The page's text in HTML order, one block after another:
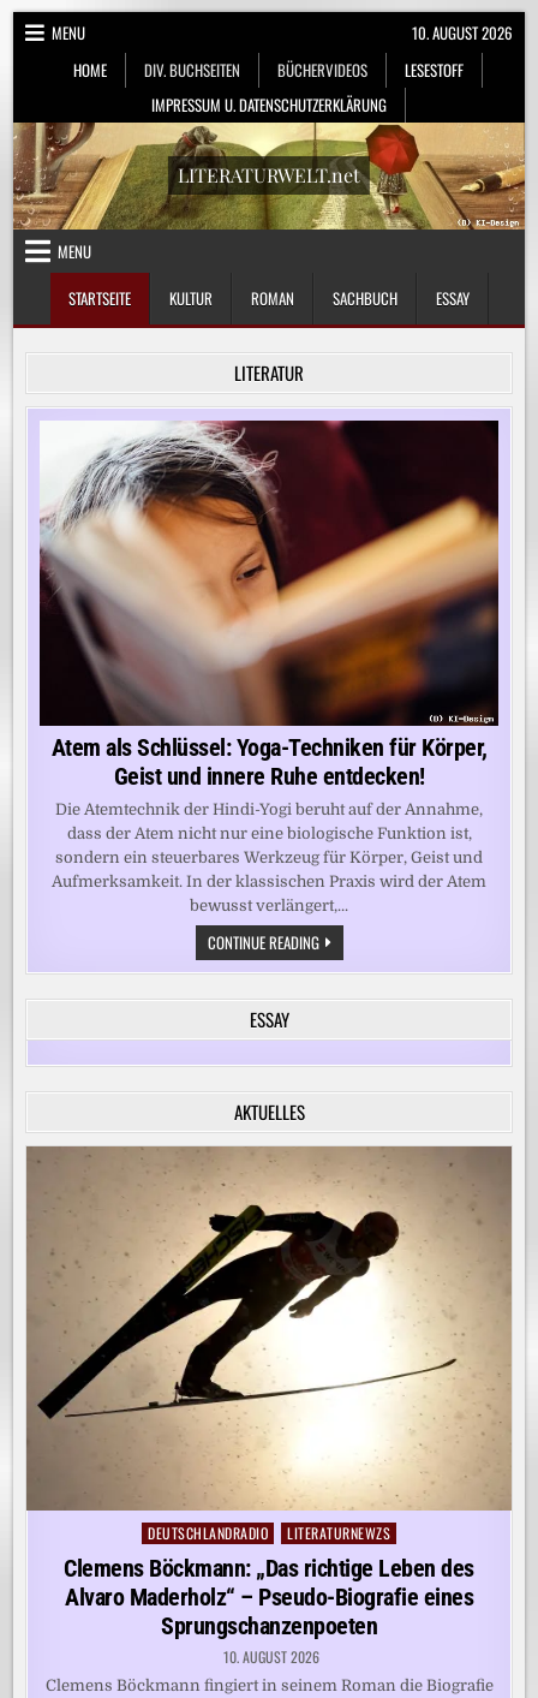
Skip
MENU
HOME
DIV. BUCHSEITEN BÜCHERVIDEOS
LESESTOFF
IMPRESSUM U. DATENSCHUTZERKLÄRUNG
10. AUGUST 2026
LITERATURWELT.net
MENU
STARTSEITE
KULTUR ROMAN SACHBUCH ESSAY
LITERATUR
Atem als Schlüssel: Yoga-Techniken für Körper,
Geist und innere Ruhe entdecken!
Die Atemtechnik der Hindi-Yogi beruht auf der Annahme,
dass der Atem nicht nur eine biologische Funktion ist,
sondern ein steuerbares Werkzeug für Körper, Geist und
Aufmerksamkeit. In der klassischen Praxis wird der Atem
bewusst verlängert,...
CONTINUE READINGATEM
ALS
SCHLÜSSEL:
TECHNIKEN
KÖRPER,
UND
RUHE
ESSAY
AKTUELLES
Posted
in
DEUTSCHLANDRADIO LITERATURNEWZS
Clemens Böckmann: „Das richtige Leben des
Alvaro Maderholz“ – Pseudo-Biografie eines
Sprungschanzenpoeten
10. AUGUST 2026
Clemens Böckmann fingiert in seinem Roman die Biografie